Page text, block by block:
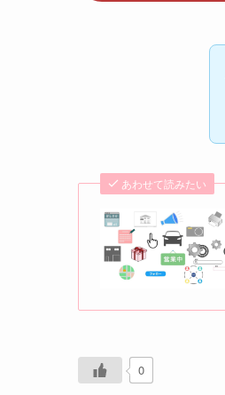
あわせて読みたい
0